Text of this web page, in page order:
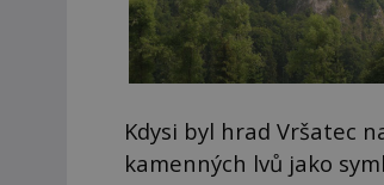
Kdysi byl hrad Vršatec
kamenných lvů jako